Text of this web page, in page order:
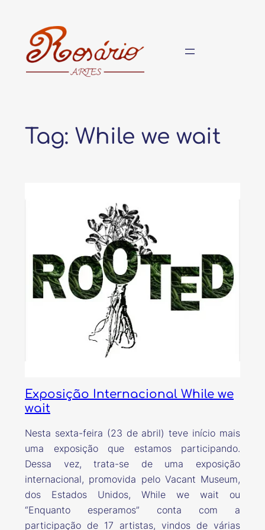
conteúdo
Tag: While we wait
Exposição Internacional While we
wait
Nesta sexta-feira (23 de abril) teve início mais
uma exposição que estamos participando.
Dessa vez, trata-se de uma exposição
internacional, promovida pelo Vacant Museum,
dos Estados Unidos, While we wait ou
“Enquanto esperamos” conta com a
participação de 17 artistas, vindos de várias